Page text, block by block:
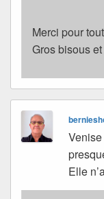
Merci pour
Gros bisous
Elle